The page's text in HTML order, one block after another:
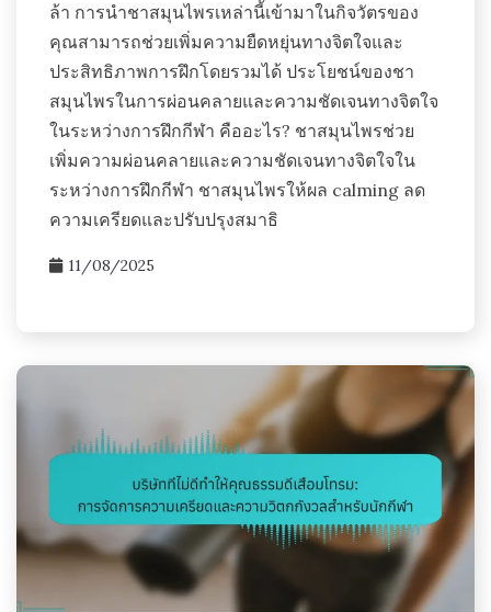
ล้า การนำชาสมุนไพรเหล่านี้เข้ามาในกิจวัตรของ
คุณสามารถช่วยเพิ่มความยืดหยุ่นทางจิตใจและ
ประสิทธิภาพการฝึกโดยรวมได้ ประโยชน์ของชา
สมุนไพรในการผ่อนคลายและความชัดเจนทางจิตใจ
ในระหว่างการฝึกกีฬา คืออะไร? ชาสมุนไพรช่วย
เพิ่มความผ่อนคลายและความชัดเจนทางจิตใจใน
ระหว่างการฝึกกีฬา ชาสมุนไพรให้ผล calming ลด
ความเครียดและปรับปรุงสมาธิ
11/08/2025